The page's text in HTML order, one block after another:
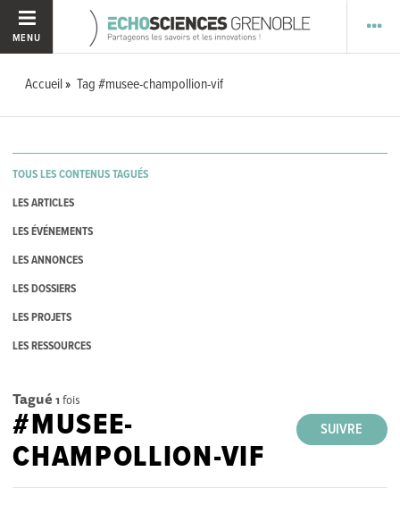
MENU
Accueil Tag #musee-champollion-vif
TOUS LES CONTENUS TAGUÉS
LES ARTICLES
LES ÉVÉNEMENTS
LES ANNONCES
LES DOSSIERS
LES PROJETS
LES RESSOURCES
Tagué 1 fois
SUIVRE
#MUSEE-
CHAMPOLLION-VIF